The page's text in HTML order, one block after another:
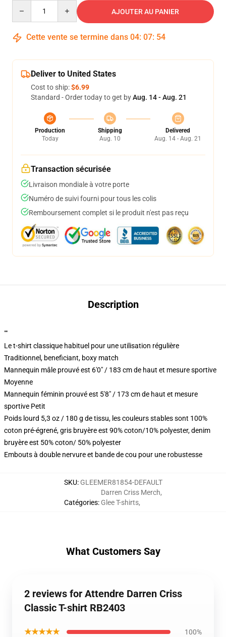
AJOUTER AU PANIER
Cette vente se termine dans 04: 07: 54
Deliver to United States
Cost to ship:$6.99
Standard - Order today to get byAug. 14 - Aug. 21
Production
Today
Shipping
Aug. 10
Delivered
Aug. 14 - Aug. 21
Transaction sécurisée
Livraison mondiale à votre porte
Numéro de suivi fourni pour tous les colis
Remboursement complet si le produit n'est pas reçu
Description
""
Le t-shirt classique habituel pour une utilisation régulière
Traditionnel, beneficiant, boxy match
Mannequin mâle prouvé est 6'0" / 183 cm de haut et mesure sportive
Moyenne
Mannequin féminin prouvé est 5'8" / 173 cm de haut et mesure
sportive Petit
Poids lourd 5,3 oz / 180 g de tissu, les couleurs stables sont 100%
coton pré-égrené, gris bruyère est 90% coton/10% polyester, denim
bruyère est 50% coton/ 50% polyester
Embouts à double nervure et bande de cou pour une robustesse
SKU: GLEEMER81854-DEFAULT
Catégories:
Darren Criss Merch,
Glee T-shirts,
What Customers Say
2 reviews for Attendre Darren Criss
Classic T-shirt RB2403
★★★★★ 100%